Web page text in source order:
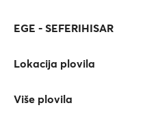
EGE - SEFERIHISAR
Lokacija plovila
Više plovila